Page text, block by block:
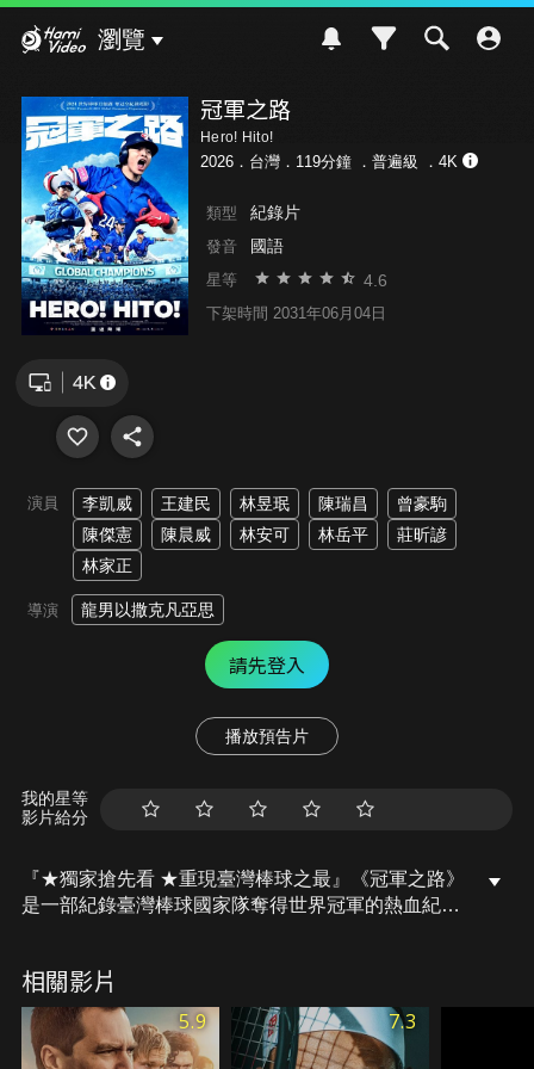
瀏覽
冠軍之路
Hero! Hito!
2026．台灣．119分鐘 ． 普遍級 ．4K
類型 紀錄片
發音 國語
星等 4.6
下架時間 2031年06月04日
演員 李凱威 王建民 林昱珉 陳瑞昌
曾豪駒
陳傑憲
陳晨威 林安可 林岳平
莊昕諺
林家正
導演 龍男以撒克凡亞思
請先登入
播放預告片
我的星等
影片給分
『★獨家搶先看 ★重現臺灣棒球之最』《冠軍之路》
是一部紀錄臺灣棒球國家隊奪得世界冠軍的熱血紀錄
帶領新一代球員再戰國際舞台。面對外界的質疑與艱
難的賽程，這支被評為戰力倒數第二的隊伍，在總教
練曾豪駒的帶領下，憑著無比的凝聚力與信念，一路
過關斬將，最終擊敗日本隊奪下冠軍，讓滿場的「我
相關影片
5.9 7.3